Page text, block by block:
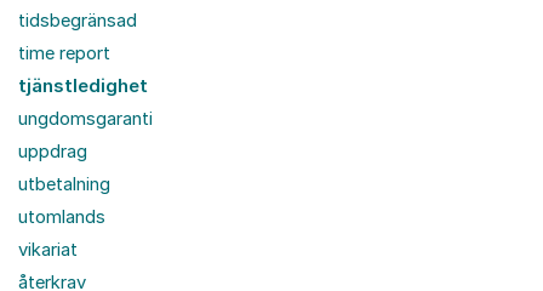
tidsbegränsad
time report
tjänstledighet
ungdomsgaranti
uppdrag
utbetalning
utomlands
vikariat
återkrav